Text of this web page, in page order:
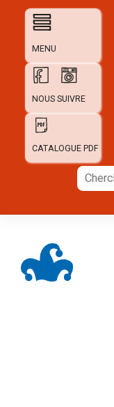
MENU
NOUS SUIVRE
CATALOGUE PDF
un